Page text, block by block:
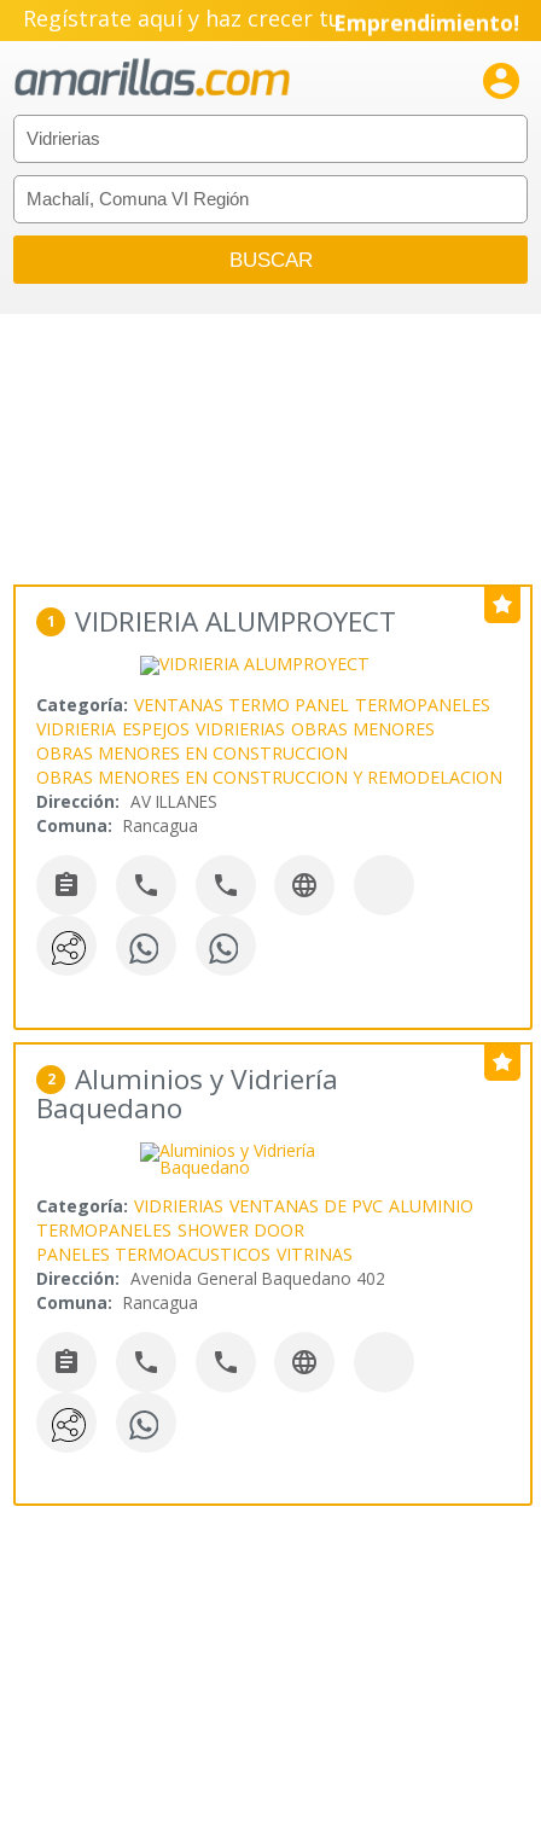
Regístrate aquí y haz crecer tuEmprendimiento!

1 VIDRIERIA ALUMPROYECT
Categoría: VENTANAS TERMO PANEL TERMOPANELES
VIDRIERIA ESPEJOS VIDRIERIAS OBRAS MENORES
OBRAS MENORES EN CONSTRUCCION
OBRAS MENORES EN CONSTRUCCION Y REMODELACION
Dirección: AV ILLANES
Comuna: Rancagua
   
2 Aluminios y Vidriería
Baquedano
Categoría: VIDRIERIAS VENTANAS DE PVC ALUMINIO
TERMOPANELES SHOWER DOOR
PANELES TERMOACUSTICOS VITRINAS
Dirección: Avenida General Baquedano 402
Comuna: Rancagua
   